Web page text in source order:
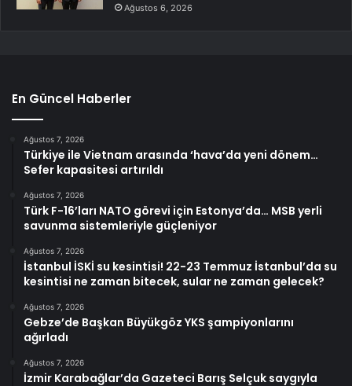
Ağustos 6, 2026
En Güncel Haberler
Ağustos 7, 2026
Türkiye ile Vietnam arasında ‘hava’da yeni dönem…
Sefer kapasitesi artırıldı
Ağustos 7, 2026
Türk F-16’ları NATO görevi için Estonya’da… MSB yerli
savunma sistemleriyle güçleniyor
Ağustos 7, 2026
İstanbul İSKİ su kesintisi! 22-23 Temmuz İstanbul’da su
kesintisi ne zaman bitecek, sular ne zaman gelecek?
Ağustos 7, 2026
Gebze’de Başkan Büyükgöz YKS şampiyonlarını
ağırladı
Ağustos 7, 2026
İzmir Karabağlar’da Gazeteci Barış Selçuk saygıyla